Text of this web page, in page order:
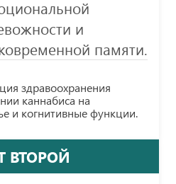
и
памяти.
здравоохранения
каннабиса на
и когнитивные функции.
ВТОРОЙ